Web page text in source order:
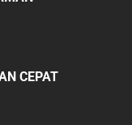
CEPAT